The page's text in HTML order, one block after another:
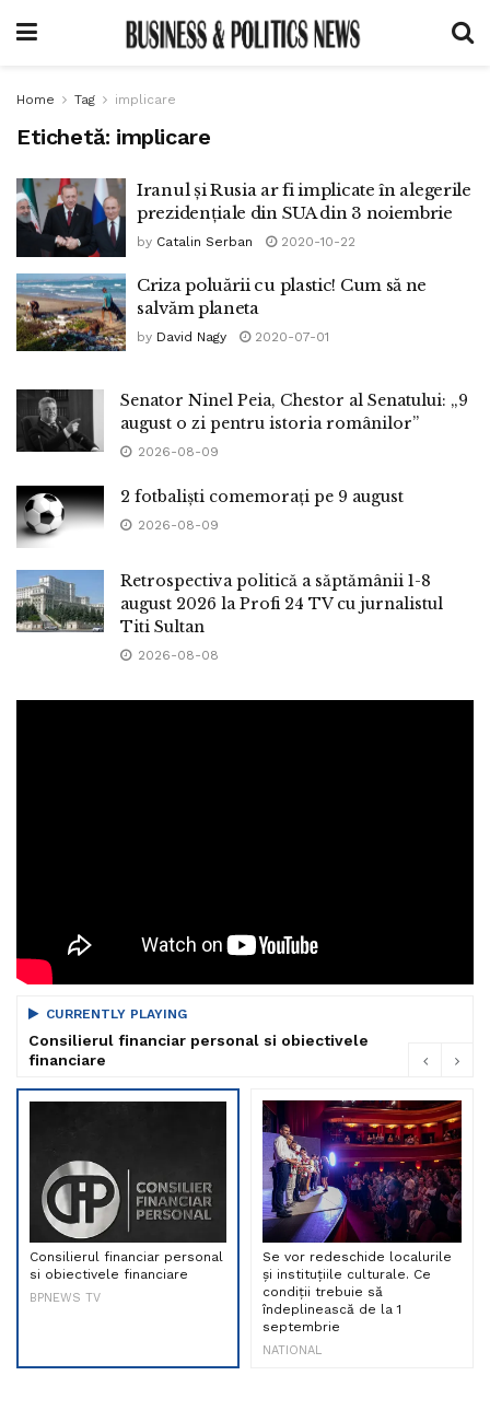
Home Tag implicare
Etichetă: implicare
Iranul și Rusia ar fi implicate în alegerile
prezidențiale din SUA din 3 noiembrie
by Catalin Serban 2020-10-22
Criza poluării cu plastic! Cum să ne
salvăm planeta
by David Nagy 2020-07-01
Senator Ninel Peia, Chestor al Senatului: „9
august o zi pentru istoria românilor”
2026-08-09
2 fotbaliști comemorați pe 9 august
2026-08-09
Retrospectiva politică a săptămânii 1-8
august 2026 la Profi 24 TV cu jurnalistul
Titi Sultan
2026-08-08
CURRENTLY PLAYING
Consilierul financiar personal si obiectivele
financiare
Consilierul financiar personal
si obiectivele financiare
BPNEWS TV
Se vor redeschide localurile
și instituțiile culturale. Ce
condiții trebuie să
îndeplinească de la 1
septembrie
NATIONAL